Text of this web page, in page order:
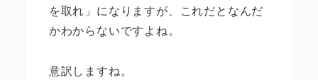
を取れ」になりますが、これだとなんだ
かわからないですよね。
意訳しますね。